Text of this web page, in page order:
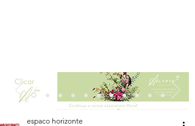
Clicar
espaco horizonte